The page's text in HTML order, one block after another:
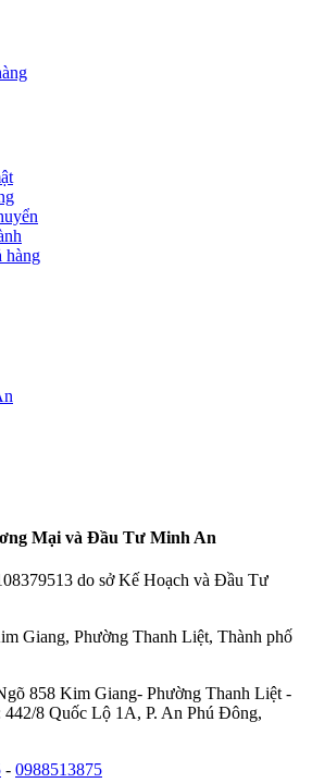
hàng
Mại và Đầu Tư Minh An
do sở Kế Hoạch và Đầu Tư
Giang, Phường Thanh Liệt, Thành phố
858 Kim Giang- Phường Thanh Liệt -
8 Quốc Lộ 1A, P. An Phú Đông,
- 0988513875